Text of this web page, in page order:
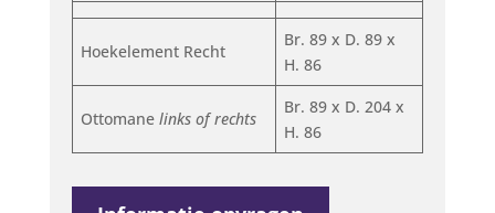
Hoekelement Recht
Br. 89 x D. 89 x
H. 86
Ottomanelinks of rechts
Br. 89 x D. 204 x
H. 86